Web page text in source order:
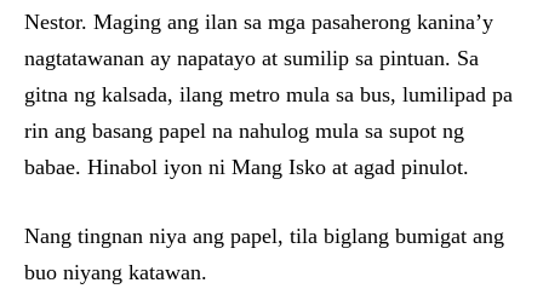
Nestor. Maging ang ilan sa mga pasaherong kanina’y
nagtatawanan ay napatayo at sumilip sa pintuan. Sa
gitna ng kalsada, ilang metro mula sa bus, lumilipad pa
rin ang basang papel na nahulog mula sa supot ng
babae. Hinabol iyon ni Mang Isko at agad pinulot.
Nang tingnan niya ang papel, tila biglang bumigat ang
buo niyang katawan.